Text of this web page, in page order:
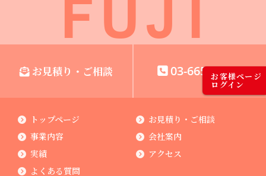
お見積り・ご相談 03-6659-4121
お客様ページ
ログイン
トップページ
事業内容
実績
よくある質問
お見積り・ご相談
会社案内
アクセス